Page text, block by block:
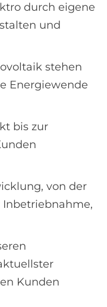
durch eigene
und
stehen
Energiewende
bis zur
von der
Kunden